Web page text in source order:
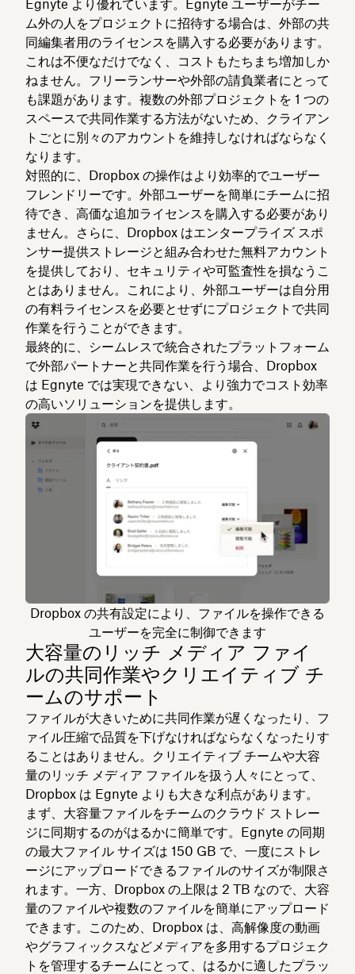
Egnyte より優れています。Egnyte ユーザーがチー
ム外の人をプロジェクトに招待する場合は、外部の共
同編集者用のライセンスを購入する必要があります。
これは不便なだけでなく、コストもたちまち増加しか
ねません。フリーランサーや外部の請負業者にとって
も課題があります。複数の外部プロジェクトを 1 つの
スペースで共同作業する方法がないため、クライアン
トごとに別々のアカウントを維持しなければならなく
なります。
対照的に、Dropbox の操作はより効率的でユーザー
フレンドリーです。外部ユーザーを簡単にチームに招
待でき、高価な追加ライセンスを購入する必要があり
ません。さらに、Dropbox はエンタープライズ スポ
ンサー提供ストレージと組み合わせた無料アカウント
を提供しており、セキュリティや可監査性を損なうこ
とはありません。これにより、外部ユーザーは自分用
の有料ライセンスを必要とせずにプロジェクトで共同
作業を行うことができます。
最終的に、シームレスで統合されたプラットフォーム
で外部パートナーと共同作業を行う場合、Dropbox
は Egnyte では実現できない、より強力でコスト効率
の高いソリューションを提供します。
Dropbox の共有設定により、ファイルを操作できる
ユーザーを完全に制御できます
大容量のリッチ メディア ファイ
ルの共同作業やクリエイティブ チ
ームのサポート
ファイルが大きいために共同作業が遅くなったり、フ
ァイル圧縮で品質を下げなければならなくなったりす
ることはありません。クリエイティブ チームや大容
量のリッチ メディア ファイルを扱う人々にとって、
Dropbox は Egnyte よりも大きな利点があります。
まず、大容量ファイルをチームのクラウド ストレー
ジに同期するのがはるかに簡単です。Egnyte の同期
の最大ファイル サイズは 150 GB で、一度にストレ
ージにアップロードできるファイルのサイズが制限さ
れます。一方、Dropbox の上限は 2 TB なので、大容
量のファイルや複数のファイルを簡単にアップロード
できます。このため、Dropbox は、高解像度の動画
やグラフィックスなどメディアを多用するプロジェク
トを管理するチームにとって、はるかに適したプラッ